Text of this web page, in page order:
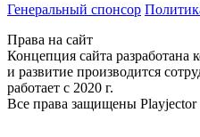
Генеральный спонсор
Права на сайт
Концепция сайта
и развитие производится
работает с 2020 г.
Все права защищены Playjector